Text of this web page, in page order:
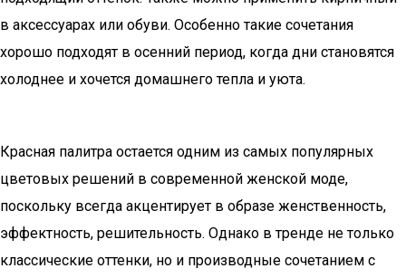
в аксессуарах или обуви. Особенно такие сочетания
хорошо подходят в осенний период, когда дни становятся
холоднее и хочется домашнего тепла и уюта.
Красная палитра остается одним из самых популярных
цветовых решений в современной женской моде,
поскольку всегда акцентирует в образе женственность,
эффектность, решительность. Однако в тренде не только
классические оттенки, но и производные сочетанием с